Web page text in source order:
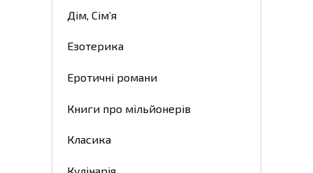
Дім, Сім’я
Езотерика
Еротичні романи
Книги про мільйонерів
Класика